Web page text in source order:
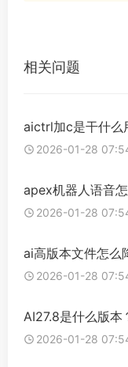
相关问题
aictrl加c是干什么
2026-01-28
apex机器人语音
2026-01-28
ai高版本文件怎么
2026-01-28
AI27.8是什么版本
2026-01-28